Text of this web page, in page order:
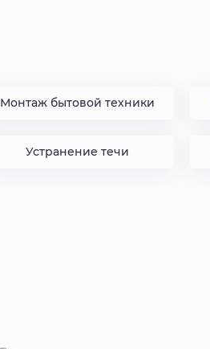
Монтаж бытовой техники
Устранение течи